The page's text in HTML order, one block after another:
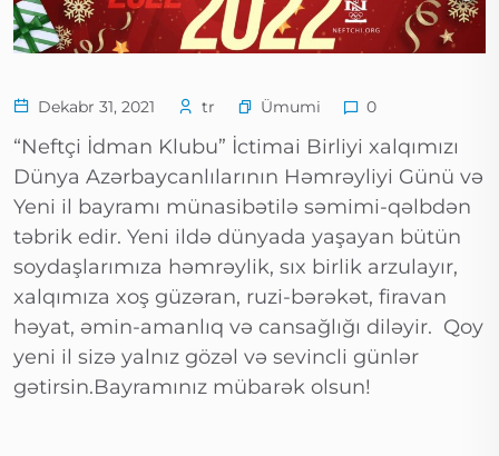
Dekabr 31, 2021 tr Ümumi 0
“Neftçi İdman Klubu” İctimai Birliyi xalqımızı
Dünya Azərbaycanlılarının Həmrəyliyi Günü və
Yeni il bayramı münasibətilə səmimi-qəlbdən
təbrik edir. Yeni ildə dünyada yaşayan bütün
soydaşlarımıza həmrəylik, sıx birlik arzulayır,
xalqımıza xoş güzəran, ruzi-bərəkət, firavan
həyat, əmin-amanlıq və cansağlığı diləyir. Qoy
yeni il sizə yalnız gözəl və sevincli günlər
gətirsin.Bayramınız mübarək olsun!